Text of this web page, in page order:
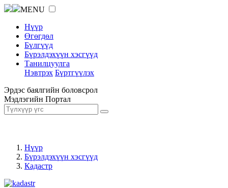
MENU
Нүүр
Өгөгдөл
Бүлгүүд
Бүрэлдэхүүн хэсгүүд
Танилцуулга
Нэвтрэх Бүртгүүлэх
Эрдэс баялгийн боловсрол
Мэдлэгийн Портал
Нүүр
Бүрэлдэхүүн хэсгүүд
Кадастр